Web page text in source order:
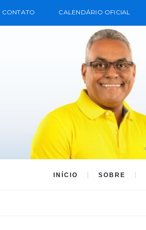
CONTATO CALENDÁRIO OFICIAL
INÍCIO SOBRE